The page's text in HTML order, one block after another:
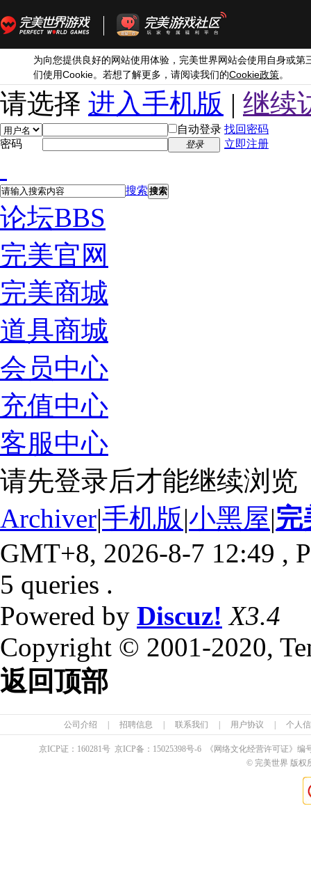
为向您提供良好的网站使用体验，完美世界网站会使用自身或第
们使用Cookie。若想了解更多，请阅读我们的Cookie政策。
请选择 进入手机版 | 继续
自动登录 找回密码
密码
登录 立即注册
搜索 搜索
论坛BBS
完美官网
完美商城
道具商城
会员中心
充值中心
客服中心
请先登录后才能继续浏览
Archiver|手机版|小黑屋|完
GMT+8, 2026-8-7 12:49 ,
5 queries .
Powered by Discuz! X3.4
Copyright © 2001-2020,
返回顶部
公司介绍 招聘信息 联系我们 用户协议 个人
京ICP证： 160281号 京ICP备： 15025398号-6 《网络文化经营许可证》编
© 完美世界 版权